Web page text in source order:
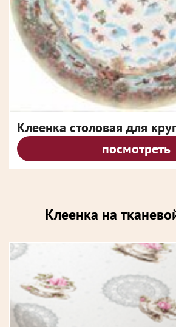
Клеенка столовая для
посмотреть
Клеенка на